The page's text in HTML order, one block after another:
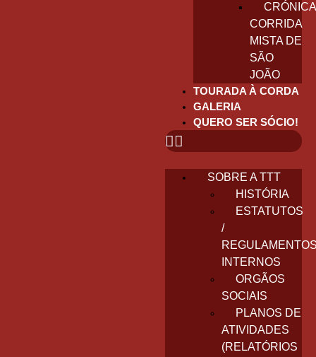
CRÓNICA
CORRIDA
MISTA DE
SÃO
JOÃO
TOURADA À CORDA
GALERIA
QUERO SER SÓCIO!
SOBRE A TTT
HISTÓRIA
ESTATUTOS
/
INTERNOS
ORGÃOS
SOCIAIS
PLANOS DE
ATIVIDADES
(RELATÓRIOS